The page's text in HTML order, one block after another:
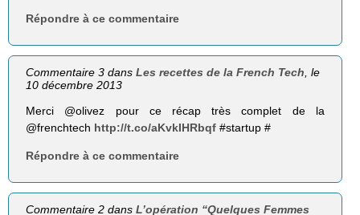
Répondre à ce commentaire
Commentaire 3 dansLes recettes de la French Tech , le
10 décembre 2013
Merci @olivez pour ce récap très complet de la
@frenchtech http://t.co/aKvkIHRbqf #startup #
Répondre à ce commentaire
Commentaire 2 dansL’opération “Quelques Femmes